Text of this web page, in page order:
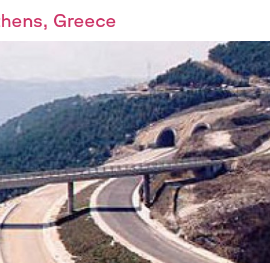
Greece